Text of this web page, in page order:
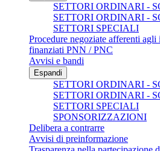
SETTORI ORDINARI -
SETTORI ORDINARI -
SETTORI SPECIALI
Procedure negoziate afferenti
finanziati PNN / PNC
Avvisi e bandi
Espandi
SETTORI ORDINARI -
SETTORI ORDINARI -
SETTORI SPECIALI
SPONSORIZZAZIONI
Delibera a contrarre
Avvisi di preinformazione